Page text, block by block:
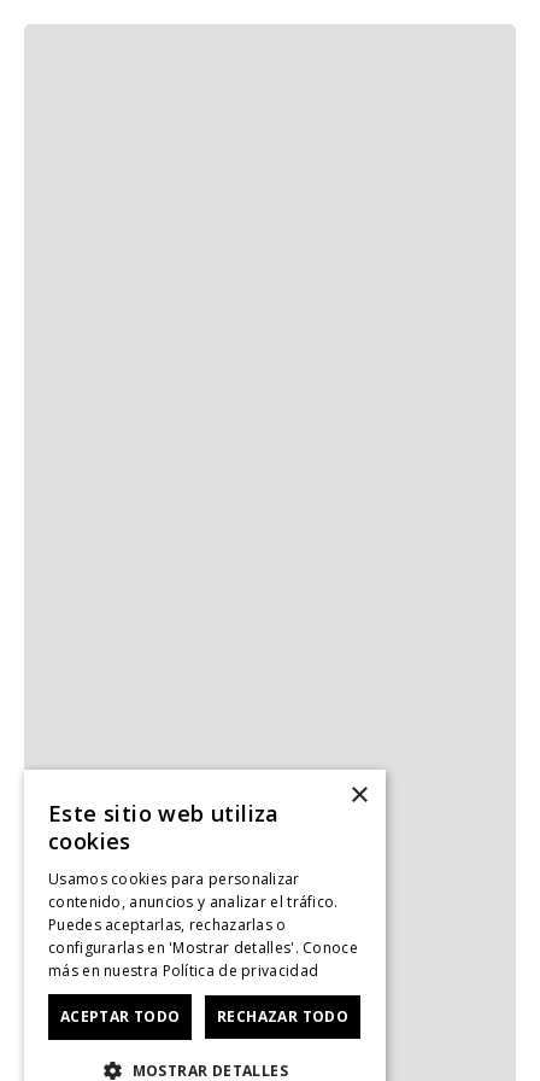
×
Este sitio web utiliza
cookies
Usamos cookies para personalizar
contenido, anuncios y analizar el tráfico.
Puedes aceptarlas, rechazarlas o
configurarlas en 'Mostrar detalles'. Conoce
más en nuestra Política de privacidad
ACEPTAR TODO RECHAZAR TODO
MOSTRAR DETALLES